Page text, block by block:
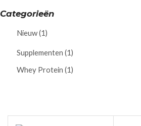
Categorieën
Nieuw(1)
Supplementen (1)
Whey Protein (1)